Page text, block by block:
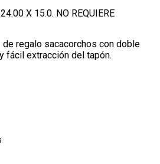
X 15.0. NO REQUIERE
de regalo sacacorchos con doble
fácil extracción del tapón.